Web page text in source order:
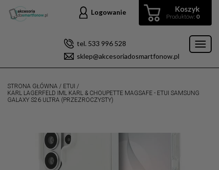
Koszyk
Produktów: 0
Logowanie
tel. 533 996 528
sklep@akcesoriadosmartfonow.pl
STRONA GŁÓWNA / ETUI /
KARL LAGERFELD IML KARL & CHOUPETTE MAGSAFE - ETUI SAMSUNG
GALAXY S26 ULTRA (PRZEZROCZYSTY)